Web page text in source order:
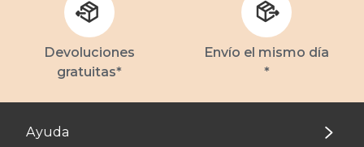
Devoluciones
gratuitas*
Envío el mismo día
*
Ayuda